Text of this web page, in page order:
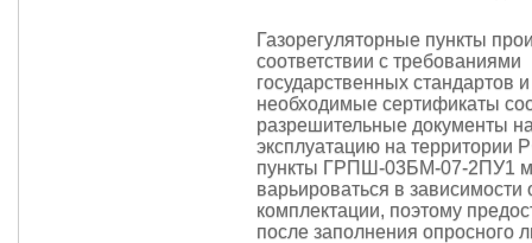
Газорегуляторные пункты
соответствии с требованиями
государственных стандартов
необходимые сертификаты
разрешительные документы
эксплуатацию на территории
пункты ГРПШ-03БМ-07-2ПУ1
варьироваться в зависимости
комплектации, поэтому
после заполнения опросного